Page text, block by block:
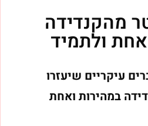
מהקנדידה
ולתמיד
עיקריים שיעזרו
במהירות ואחת